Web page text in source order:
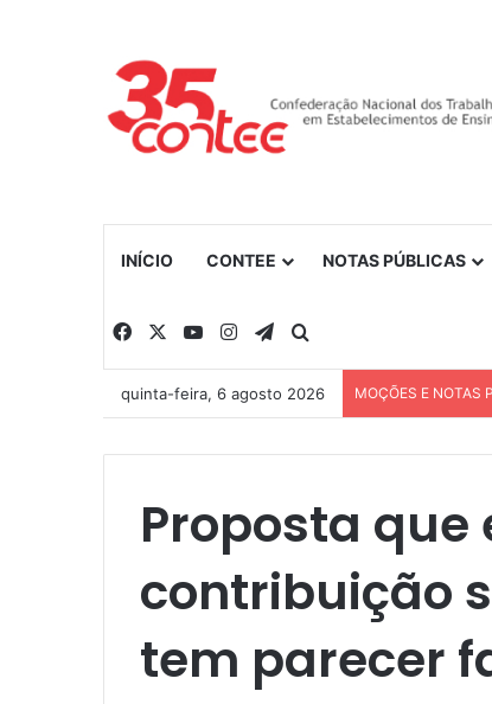
INÍCIO CONTEE NOTAS PÚBLICAS
Facebook YouTubeInstagramTelegram
quinta-feira, 6 agosto 2026 MOÇÕES E NOTAS
Proposta que
contribuição
tem parecer